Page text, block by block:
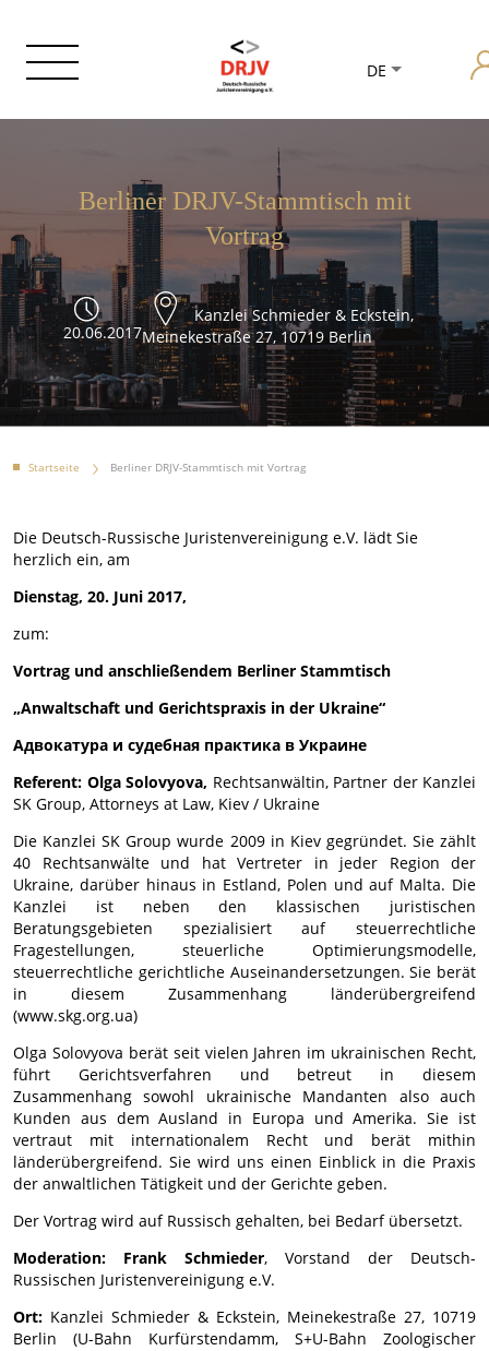
DE
Berliner DRJV-Stammtisch mit
Vortrag
20.06.2017
Kanzlei Schmieder & Eckstein,
Meinekestraße 27, 10719 Berlin
Startseite Berliner DRJV-Stammtisch mit Vortrag
Die Deutsch-Russische Juristenvereinigung e.V. lädt Sie
herzlich ein, am
Dienstag, 20. Juni 2017,
zum:
Vortrag und anschließendem Berliner Stammtisch
„Anwaltschaft und Gerichtspraxis in der Ukraine“
Адвокатура и судебная практика в Украине
Referent: Olga Solovyova, Rechtsanwältin, Partner der Kanzlei
SK Group, Attorneys at Law, Kiev / Ukraine
Die Kanzlei SK Group wurde 2009 in Kiev gegründet. Sie zählt
40 Rechtsanwälte und hat Vertreter in jeder Region der
Ukraine, darüber hinaus in Estland, Polen und auf Malta. Die
Kanzlei ist neben den klassischen juristischen
Beratungsgebieten spezialisiert auf steuerrechtliche
Fragestellungen, steuerliche Optimierungsmodelle,
steuerrechtliche gerichtliche Auseinandersetzungen. Sie berät
in diesem Zusammenhang länderübergreifend
(www.skg.org.ua)
Olga Solovyova berät seit vielen Jahren im ukrainischen Recht,
führt Gerichtsverfahren und betreut in diesem
Zusammenhang sowohl ukrainische Mandanten also auch
Kunden aus dem Ausland in Europa und Amerika. Sie ist
vertraut mit internationalem Recht und berät mithin
länderübergreifend. Sie wird uns einen Einblick in die Praxis
der anwaltlichen Tätigkeit und der Gerichte geben.
Der Vortrag wird auf Russisch gehalten, bei Bedarf übersetzt.
Moderation:
Frank Schmieder, Vorstand der Deutsch-
Russischen Juristenvereinigung e.V.
Ort: Kanzlei Schmieder & Eckstein, Meinekestraße 27, 10719
Berlin (U-Bahn Kurfürstendamm, S+U-Bahn Zoologischer